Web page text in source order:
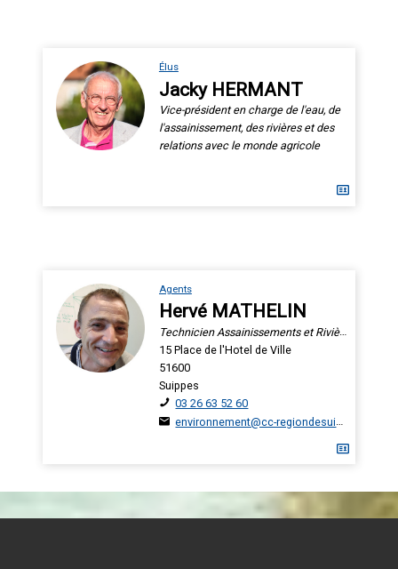
Élus
Jacky HERMANT
Vice-président en charge de l'eau, de
l'assainissement, des rivières et des
relations avec le monde agricole
Agents
Hervé MATHELIN
Technicien Assainissements et Rivières
15 Place de l'Hotel de Ville
51600
Suippes
03 26 63 52 60
environnement@cc-regiondesuippes.com